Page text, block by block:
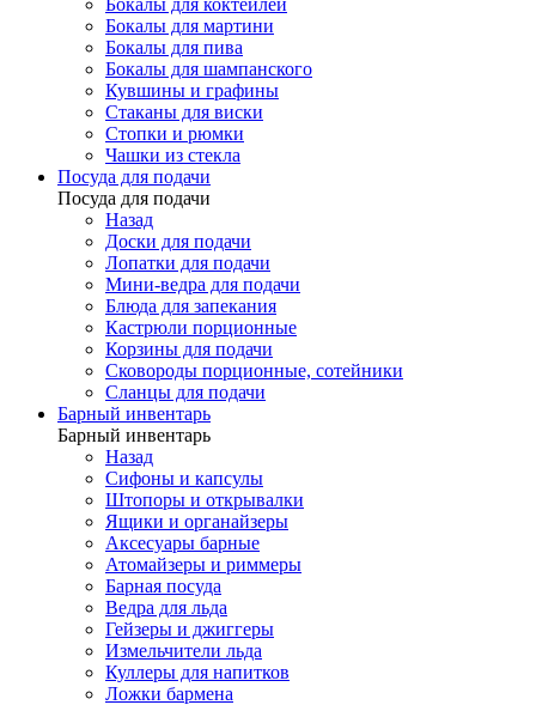
Бокалы для мартини
Бокалы для пива
Бокалы для шампанского
Кувшины и графины
Стаканы для виски
Стопки и рюмки
Чашки из стекла
Посуда для подачи
Посуда для подачи
Назад
Доски для подачи
Лопатки для подачи
Мини-ведра для подачи
Блюда для запекания
Кастрюли порционные
Корзины для подачи
Сковороды порционные, сотейники
Сланцы для подачи
Барный инвентарь
Барный инвентарь
Назад
Сифоны и капсулы
Штопоры и открывалки
Ящики и органайзеры
Аксесуары барные
Атомайзеры и риммеры
Барная посуда
Ведра для льда
Гейзеры и джиггеры
Измельчители льда
Куллеры для напитков
Ложки бармена